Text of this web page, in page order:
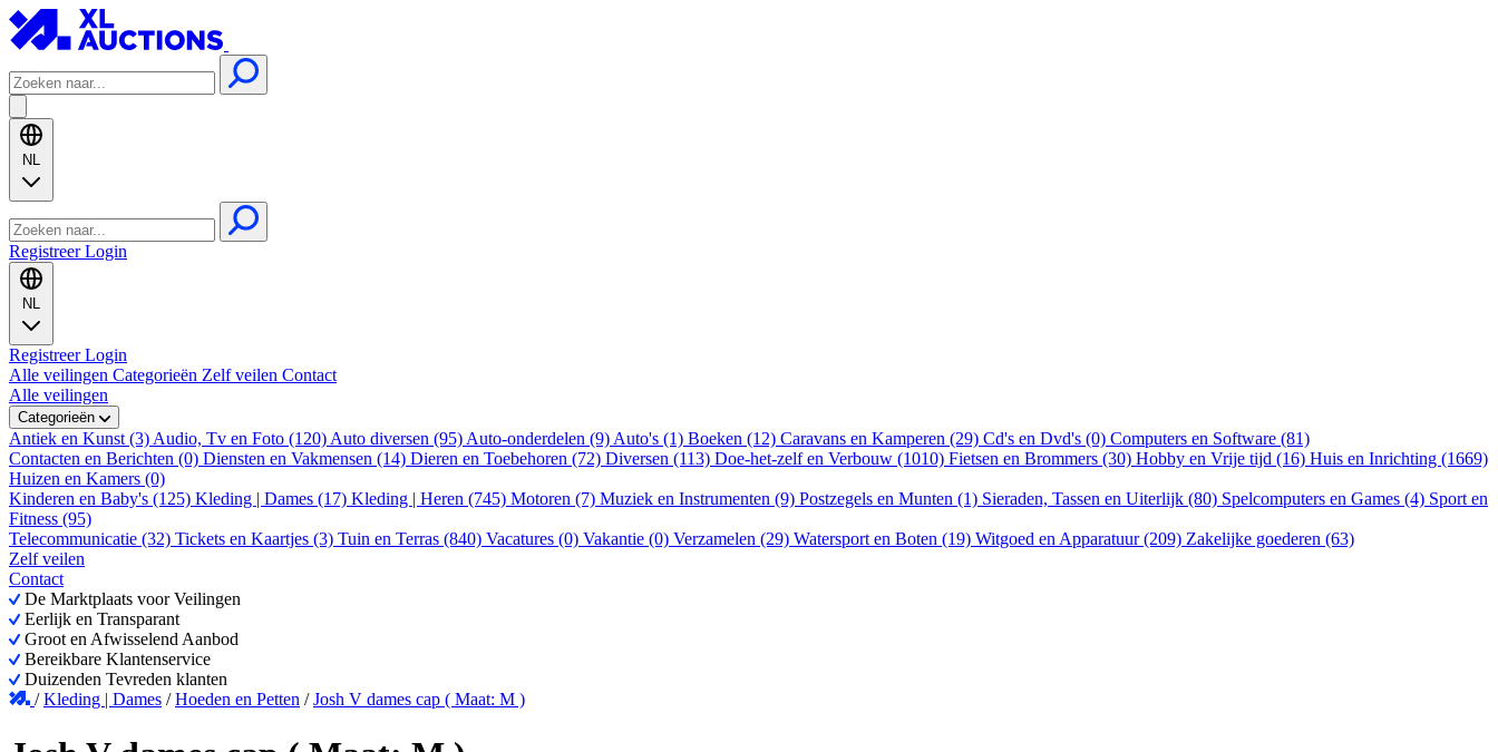
NL
RegistreerLogin
NL
RegistreerLogin
Alle veilingen Categorieën Zelf veilen Contact
Alle veilingen
Categorieën
Antiek en Kunst (3) Audio, Tv en Foto (120) Auto diversen (95) Auto-onderdelen (9) Auto's (1) Boeken (12) Caravans en Kamperen (29) Cd's en Dvd's (0) Computers en Software (81)
Contacten en Berichten (0) Diensten en Vakmensen (14) Dieren en Toebehoren (72) Diversen (113) Doe-het-zelf en Verbouw (1010) Fietsen en Brommers (30) Hobby en Vrije tijd (16) Huis en Inrichting (1669)
Huizen en Kamers (0)
Kinderen en Baby's (125) Kleding | Dames (17) Kleding | Heren (745) Motoren (7) Muziek en Instrumenten (9) Postzegels en Munten (1) Sieraden, Tassen en Uiterlijk (80) Spelcomputers en Games (4) Sport en
Fitness (95)
Telecommunicatie (32) Tickets en Kaartjes (3) Tuin en Terras (840) Vacatures (0) Vakantie (0) Verzamelen (29) Watersport en Boten (19) Witgoed en Apparatuur (209) Zakelijke goederen (63)
Zelf veilen
Contact
De Marktplaats voor Veilingen
Eerlijk en Transparant
Groot en Afwisselend Aanbod
Bereikbare Klantenservice
Duizenden Tevreden klanten
/Kleding | Dames /Hoeden en Petten /Josh V dames cap ( Maat: M )